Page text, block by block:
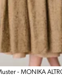
- MONIKA